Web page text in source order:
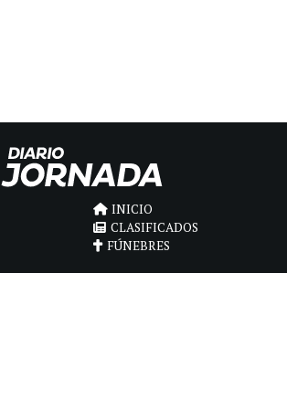
INICIO
CLASIFICADOS
FÚNEBRES